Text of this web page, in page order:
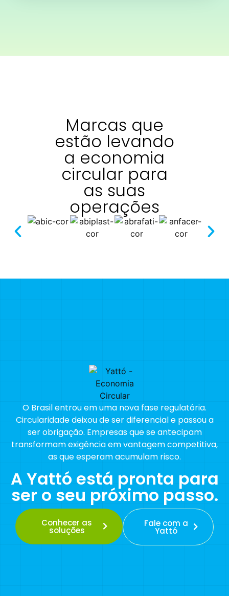
Marcas que
estão levando
a economia
circular para
as suas
operações
O Brasil entrou em uma nova fase regulatória.
Circularidade deixou de ser diferencial e passou a
ser obrigação. Empresas que se antecipam
transformam exigência em vantagem competitiva,
as que esperam acumulam risco.
A Yattó está pronta para
ser o seu próximo passo.
Conhecer as
soluções
Fale com a
Yattó